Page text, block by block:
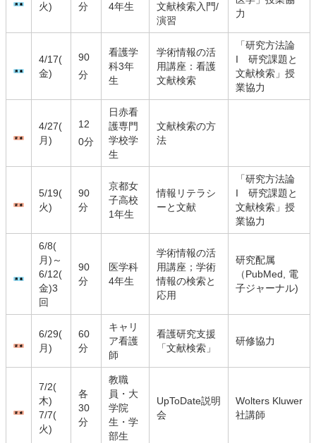
火)
分
4年生
文献検索入門/
演習
力
4/17(
金)
90
分
看護学
科3年
生
学術情報の活
用講座：看護
文献検索
「研究方法論
I 研究課題と
文献検索」授
業協力
4/27(
月)
12
0分
日赤看
護専門
学校学
生
文献検索の方
法
5/19(
火)
90
分
京都女
子高校
1年生
情報リテラシ
ーと文献
「研究方法論
I 研究課題と
文献検索」授
業協力
6/8(
月)～
6/12(
金)3
回
90
分
医学科
4年生
学術情報の活
用講座；学術
情報の検索と
応用
研究配属
（PubMed, 電
子ジャーナル)
6/29(
月)
60
分
キャリ
ア看護
師
看護研究支援
「文献検索」
研修協力
7/2(
木)
7/7(
火)
各
30
分
教職
員・大
学院
生・学
部生
UpToDate説明
会
Wolters Kluwer
社講師